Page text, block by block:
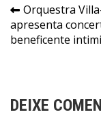
de
Orquestra
apresenta
beneficente
DEIXE